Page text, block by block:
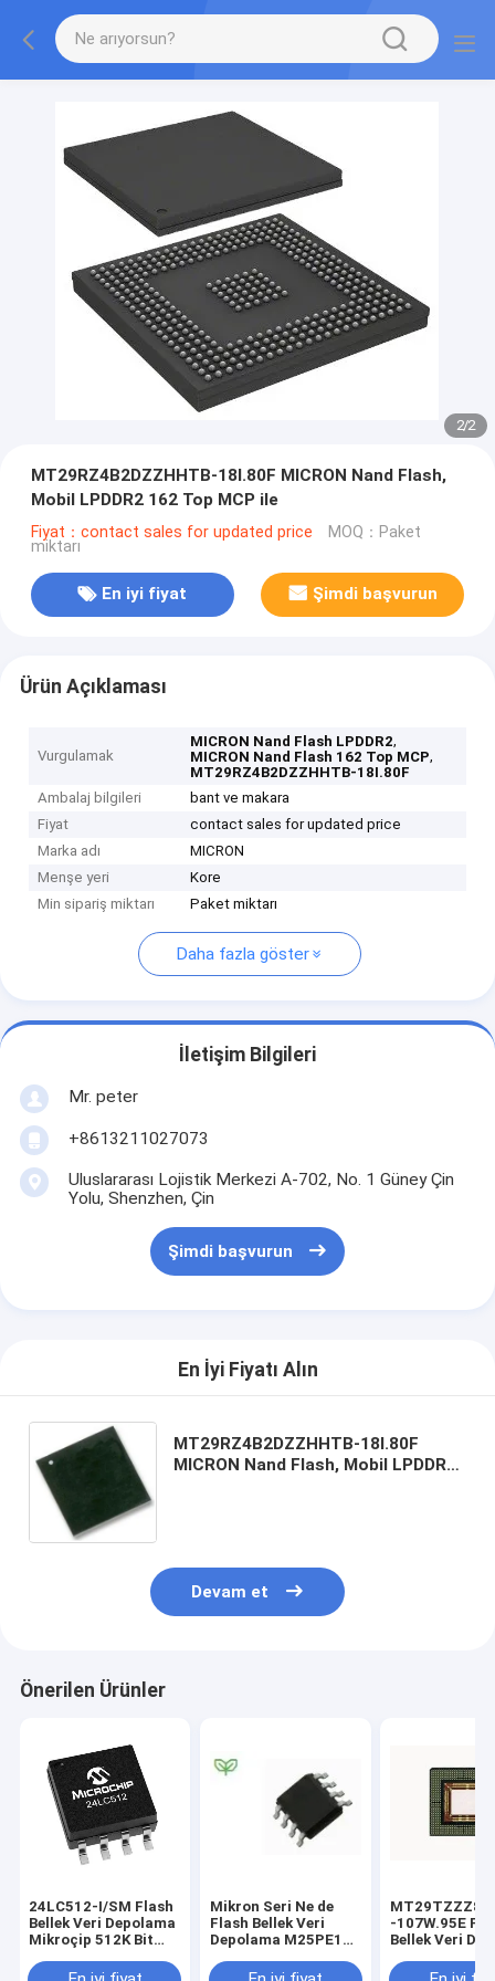
2/2
MT29RZ4B2DZZHHTB-18I.80F MICRON Nand Flash,
Mobil LPDDR2 162 Top MCP ile
Fiyat：contact sales for updated price MOQ：Paket
miktarı
En iyi fiyat Şimdi başvurun
Ürün Açıklaması
Vurgulamak
MICRON Nand Flash LPDDR2,
MICRON Nand Flash 162 Top MCP,
MT29RZ4B2DZZHHTB-18I.80F
Ambalaj bilgileri
bant ve makara
Fiyat
contact sales for updated price
Marka adı
MICRON
Menşe yeri
Kore
Min sipariş miktarı
Paket miktarı
Daha fazla göster
İletişim Bilgileri
Mr. peter
+8613211027073
Uluslararası Lojistik Merkezi A-702, No. 1 Güney Çin
Yolu, Shenzhen, Çin
Şimdi başvurun
En İyi Fiyatı Alın
MT29RZ4B2DZZHHTB-18I.80F
MICRON Nand Flash, Mobil LPDDR2
Devam et
Önerilen Ürünler
24LC512-I/SM Flash
Bellek Veri Depolama
Mikroçip 512K Bit
Mikron Seri Ne de
Flash Bellek Veri
Depolama M25PE16-
x 8 8ns
-107W.95E
Bellek Veri
Mobil LPDDR3